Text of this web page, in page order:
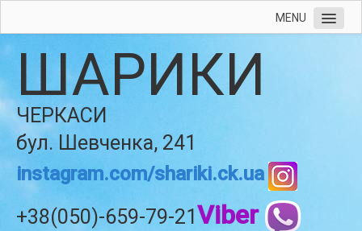
MENU
ШАРИКИ
ЧЕРКАСИ
бул. Шевченка, 241
instagram.com/shariki.ck.ua
+38(050)-659-79-21Viber